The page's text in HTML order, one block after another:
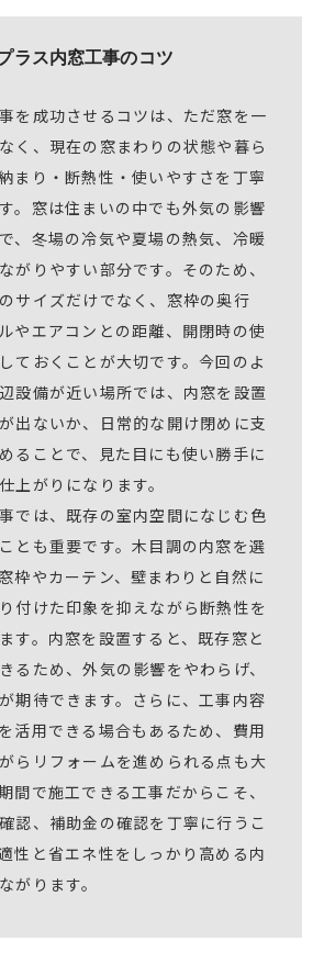
ラス内窓工事のコツ
を成功させるコツは、ただ窓を一
く、現在の窓まわりの状態や暮ら
まり・断熱性・使いやすさを丁寧
。窓は住まいの中でも外気の影響
、冬場の冷気や夏場の熱気、冷暖
がりやすい部分です。そのため、
サイズだけでなく、窓枠の奥行
やエアコンとの距離、開閉時の使
ておくことが大切です。今回のよ
設備が近い場所では、内窓を設置
出ないか、日常的な開け閉めに支
ることで、見た目にも使い勝手に
上がりになります。
では、既存の室内空間になじむ色
とも重要です。木目調の内窓を選
枠やカーテン、壁まわりと自然に
付けた印象を抑えながら断熱性を
す。内窓を設置すると、既存窓と
るため、外気の影響をやわらげ、
期待できます。さらに、工事内容
活用できる場合もあるため、費用
らリフォームを進められる点も大
間で施工できる工事だからこそ、
認、補助金の確認を丁寧に行うこ
性と省エネ性をしっかり高める内
がります。